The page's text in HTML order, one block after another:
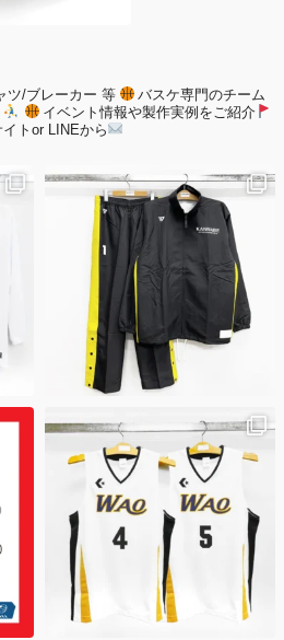
ツ/ブレーカー 等
バスケ専門のチーム
イベント情報や製作実例をご紹介
トor LINEから